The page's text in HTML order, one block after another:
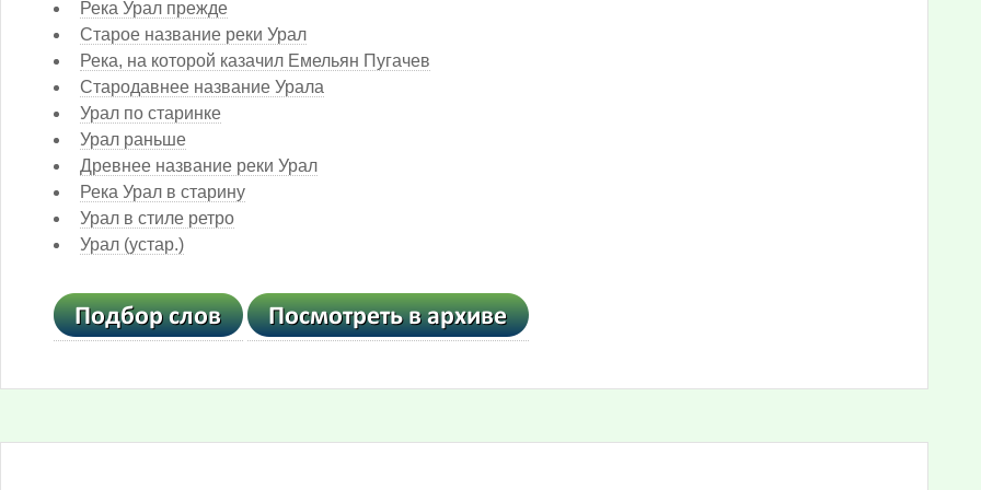
Река Урал прежде
Старое название реки Урал
Река, на которой казачил Емельян Пугачев
Стародавнее название Урала
Урал по старинке
Урал раньше
Древнее название реки Урал
Река Урал в старину
Урал в стиле ретро
Урал (устар.)